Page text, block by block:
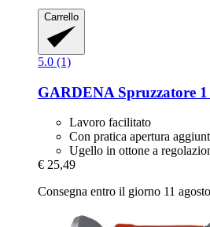
Carrello
5.0 (1)
GARDENA Spruzzatore
Lavoro facilitato
Con pratica apertura
Ugello in ottone a
€ 25,49
Consegna entro il giorno 11 agosto